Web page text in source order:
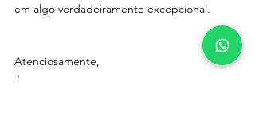
em algo verdadeiramente excepcional.
Atenciosamente,
Joyce